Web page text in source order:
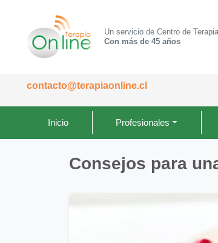
Un servicio de Centro de
Con más de 45 años
contacto@terapiaonline.cl
Inicio Profesionales
Consejos para